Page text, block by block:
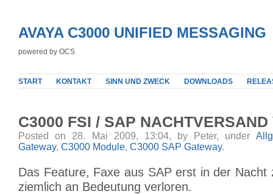
AVAYA C3000 UNIFIED MESSAGING
powered by OCS
START KONTAKT SINN UND ZWECK DOWNLOADS
C3000 FSI / SAP NACHTVERSAND
Posted on 28. Mai 2009, 13:04, by Peter, under
Gateway, C3000 Module, C3000 SAP Gateway.
Das Feature, Faxe aus SAP erst in der Nacht
ziemlich an Bedeutung verloren.